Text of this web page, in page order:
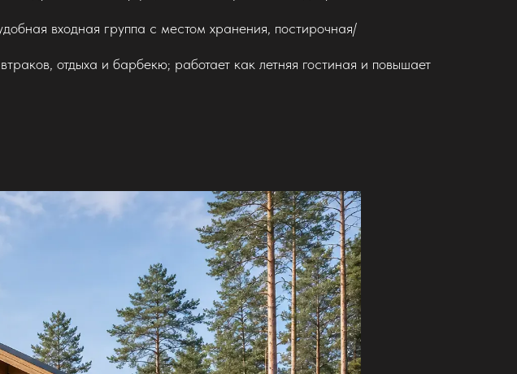
входная группа с местом хранения, постирочная/
отдыха и барбекю; работает как летняя гостиная и повышает